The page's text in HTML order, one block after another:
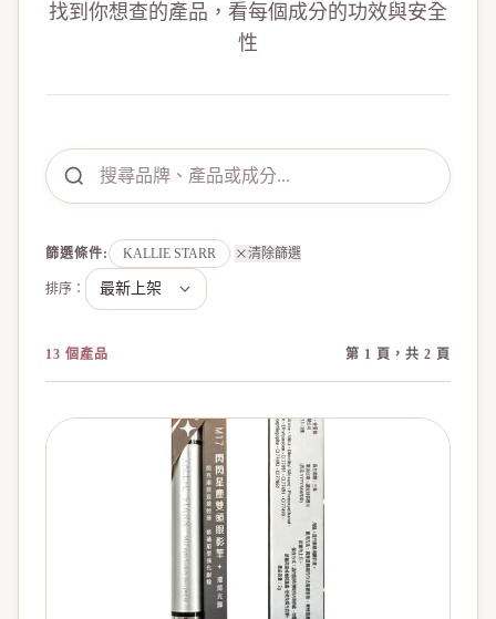
找到你想查的產品，看每個成分的功效與安全
性
篩選條件: KALLIE STARR 清除篩選
排序：
13 個產品 第 1 頁，共 2 頁